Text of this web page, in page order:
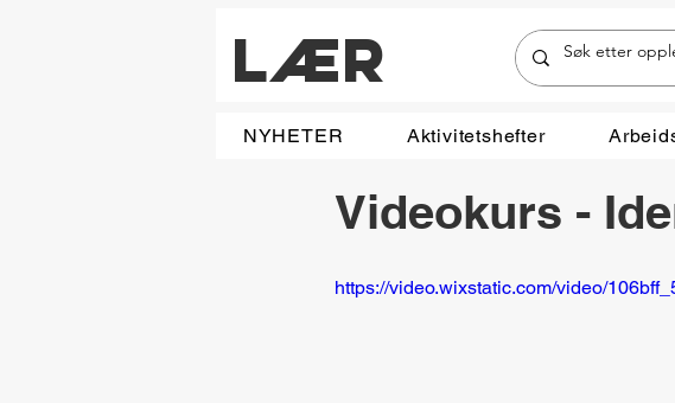
LÆR
NYHETER Aktivitetshefter
Videokurs -
https://video.wixstatic.com/video/